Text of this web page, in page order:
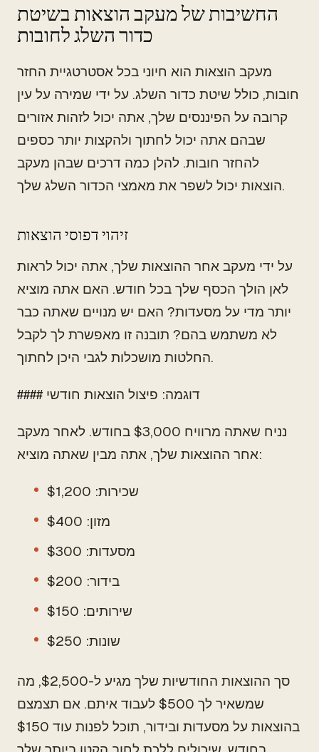
החשיבות של מעקב הוצאות בשיטת
כדור השלג לחובות
מעקב הוצאות הוא חיוני בכל אסטרטגיית החזר
חובות, כולל שיטת כדור השלג. על ידי שמירה על עין
קרובה על הפיננסים שלך, אתה יכול לזהות אזורים
שבהם אתה יכול לחתוך ולהקצות יותר כספים
להחזר חובות. להלן כמה דרכים שבהן מעקב
הוצאות יכול לשפר את מאמצי הכדור השלג שלך.
זיהוי דפוסי הוצאות
על ידי מעקב אחר ההוצאות שלך, אתה יכול לראות
לאן הולך הכסף שלך בכל חודש. האם אתה מוציא
יותר מדי על מסעדות? האם יש מנויים שאתה כבר
לא משתמש בהם? תובנה זו מאפשרת לך לקבל
החלטות מושכלות לגבי היכן לחתוך.
#### דוגמה: פיצול הוצאות חודשי
נניח שאתה מרוויח $3,000 בחודש. לאחר מעקב
אחר ההוצאות שלך, אתה מבין שאתה מוציא:
שכירות: $1,200
מזון: $400
מסעדות: $300
בידור: $200
שירותים: $150
שונות: $250
סך ההוצאות החודשיות שלך מגיע ל-$2,500, מה
שמשאיר לך $500 לעבוד איתם. אם תצמצם
בהוצאות על מסעדות ובידור, תוכל לפנות עוד $150